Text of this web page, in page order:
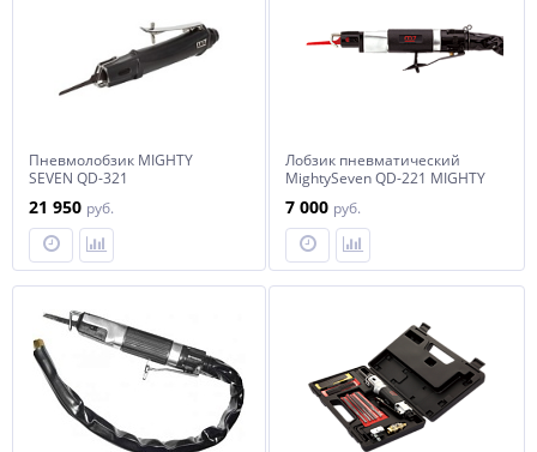
Пневмолобзик MIGHTY
SEVEN QD-321
21 950 руб.
Лобзик пневматический
MightySeven QD-221 MIGHTY
7 000 руб.